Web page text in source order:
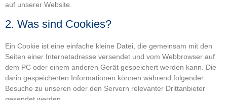
auf unserer Website.
2. Was sind Cookies?
Ein Cookie ist eine einfache kleine Datei, die gemeinsam mit den
Seiten einer Internetadresse versendet und vom Webbrowser auf
dem PC oder einem anderen Gerät gespeichert werden kann. Die
darin gespeicherten Informationen können während folgender
Besuche zu unseren oder den Servern relevanter Drittanbieter